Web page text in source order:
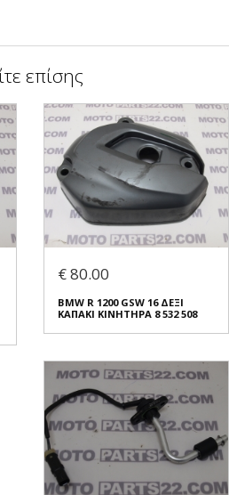
επίσης
€ 80.00
BMW R 1200 GSW 16 ΔΕΞΙ
ΚΑΠΑΚΙ ΚΙΝΗΤΗΡΑ 8 532 508